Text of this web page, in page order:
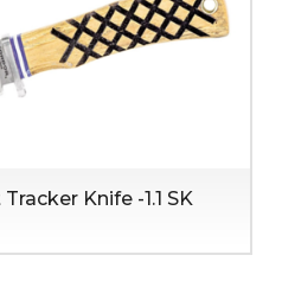
Knife -1.1 SK